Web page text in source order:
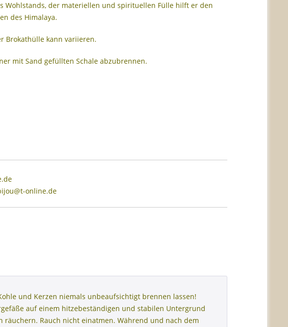
Wohlstands, der materiellen und spirituellen Fülle hilft er den
des Himalaya.
Brokathülle kann variieren.
mit Sand gefüllten Schale abzubrennen.
online.de
und Kerzen niemals unbeaufsichtigt brennen lassen!
auf einem hitzebeständigen und stabilen Untergrund
Rauch nicht einatmen. Während und nach dem